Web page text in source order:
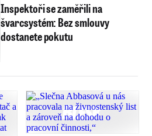
Inspektoři se zaměřili na
švarcsystém: Bez smlouvy
dostanete pokutu